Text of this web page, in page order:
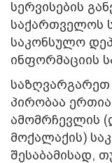
სერვისების
საქართველოს
საკონსულო
ინფორმაციის
საზღვარგარეთ
პირობაა
ამომრჩევლის
მოქალაქის)
შესაბამისად,